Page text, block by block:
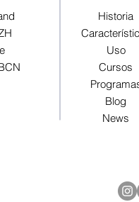
Historia
Uso
Cursos
Blog
News